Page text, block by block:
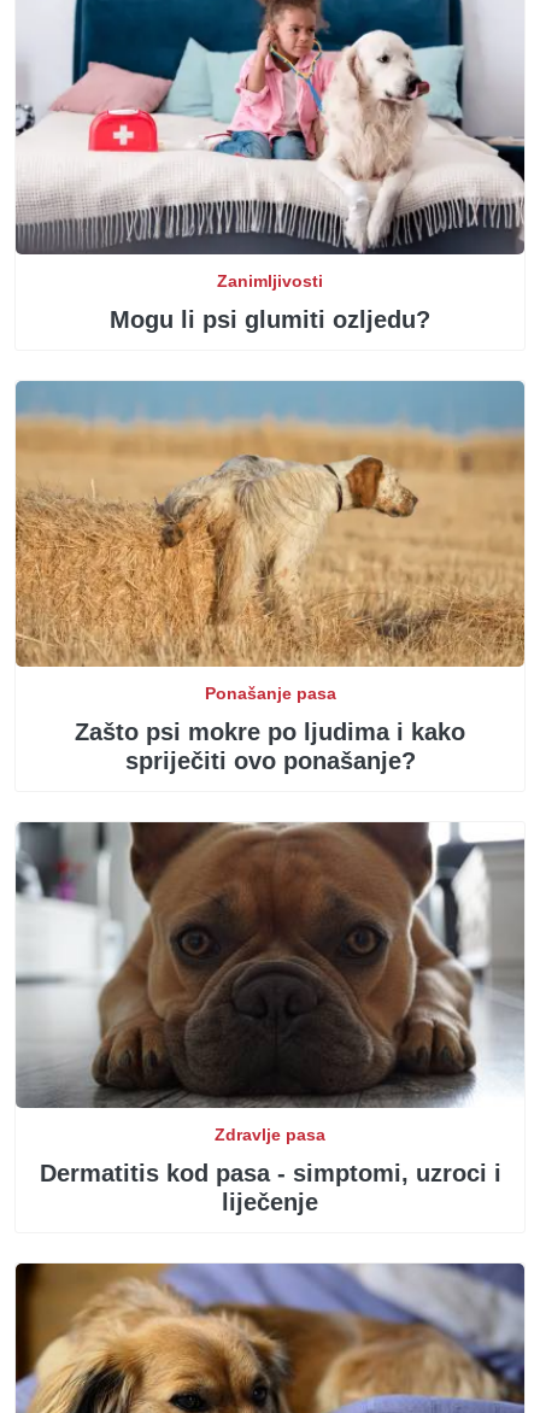
Zanimljivosti
Mogu li psi glumiti ozljedu?
Ponašanje pasa
Zašto psi mokre po ljudima i kako
spriječiti ovo ponašanje?
Zdravlje pasa
Dermatitis kod pasa - simptomi, uzroci i
liječenje